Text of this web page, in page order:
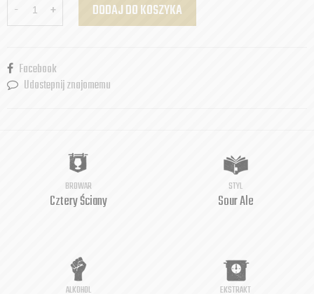
- + DODAJ DO KOSZYKA
Facebook
Udostepnij znajomemu
BROWAR
Cztery Ściany
STYL
Sour Ale
ALKOHOL EKSTRAKT